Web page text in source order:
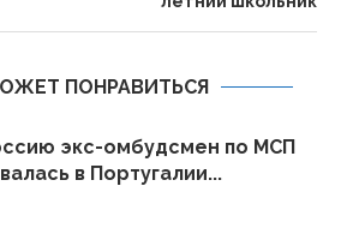
ПОНРАВИТЬСЯ
экс-омбудсмен по МСП
в Португалии...